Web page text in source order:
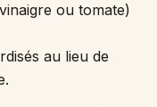
ou tomate)
au lieu de